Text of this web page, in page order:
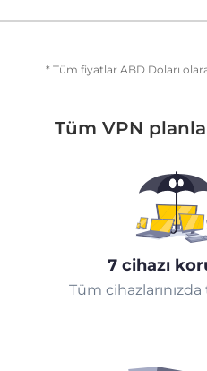
* Tüm fiyatlar ABD Doları
Tüm VPN
7 cihazı
Tüm